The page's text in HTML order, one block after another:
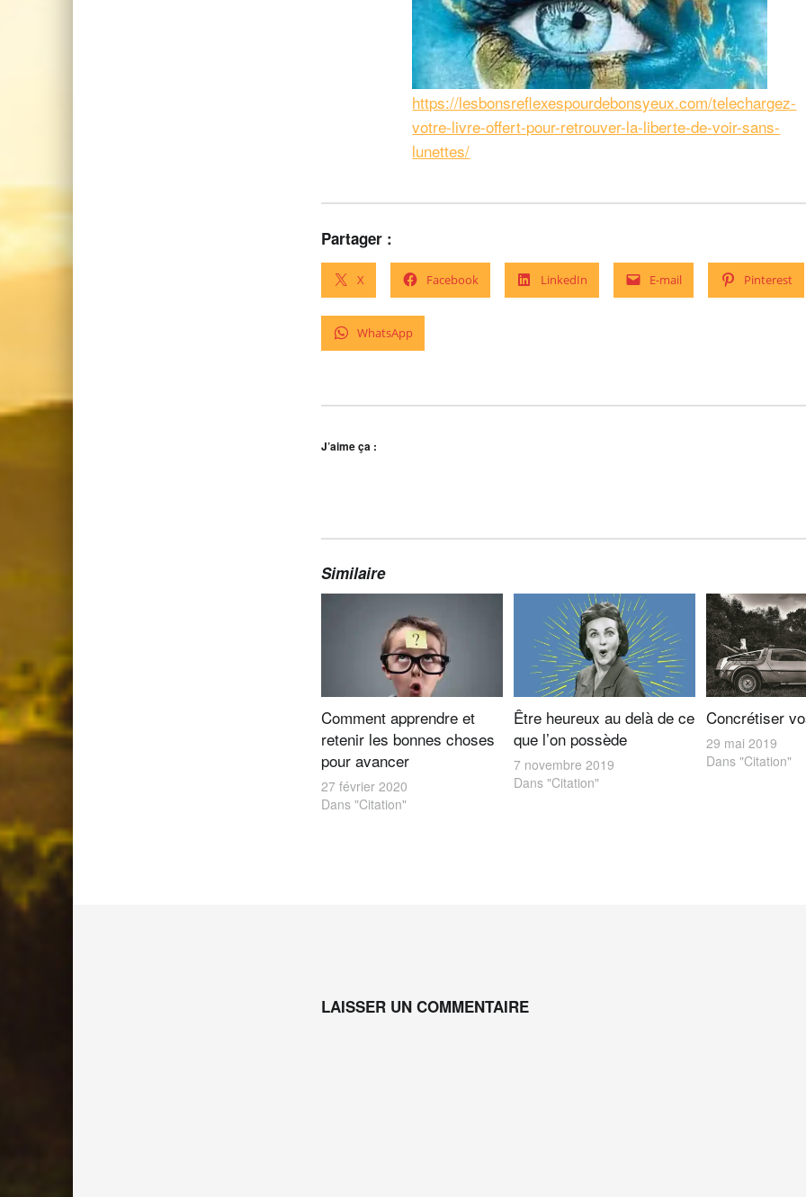
https://lesbonsreflexespourdebonsyeux.com/telechargez-
votre-livre-offert-pour-retrouver-la-liberte-de-voir-sans-
lunettes/
Partager :
X Facebook LinkedIn E-mail Pinterest
WhatsApp
J’aime ça :
Similaire
Comment apprendre et
retenir les bonnes choses
pour avancer
27 février 2020
Dans "Citation"
Être heureux au delà de ce
que l’on possède
7 novembre 2019
Dans "Citation"
Concrétiser
29 mai 2019
Dans "Citation"
Skip back to main navigation
LAISSER UN COMMENTAIRE